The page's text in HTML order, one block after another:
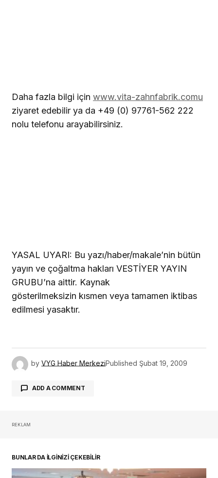
Daha fazla bilgi için www.vita-zahnfabrik.comu
ziyaret edebilir ya da +49 (0) 97761-562 222
nolu telefonu arayabilirsiniz.
YASAL UYARI: Bu yazı/haber/makale’nin bütün
yayın ve çoğaltma hakları VESTİYER YAYIN
GRUBU’na aittir. Kaynak
gösterilmeksizin kısmen veya tamamen iktibas
edilmesi yasaktır.
by VYG Haber MerkeziPublished Şubat 19, 2009
ADD A COMMENT
REKLAM
BUNLAR DA İLGİNİZİ ÇEKEBİLİR